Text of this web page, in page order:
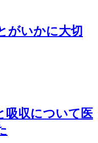
がいかに大切
吸収について医